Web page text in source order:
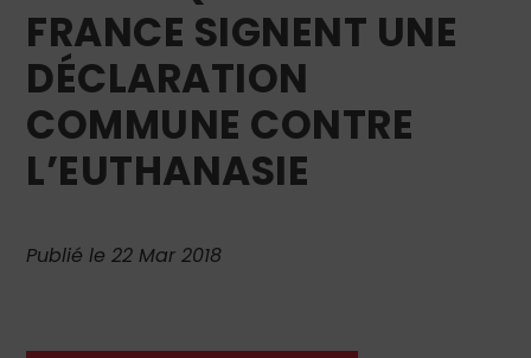
FRANCE SIGNENT UNE
DÉCLARATION
COMMUNE CONTRE
L’EUTHANASIE
Publié le 22 Mar 2018